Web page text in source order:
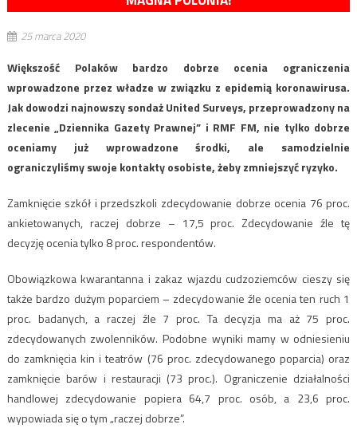
25 marca 2020
Większość Polaków bardzo dobrze ocenia ograniczenia
wprowadzone przez władze w związku z epidemią koronawirusa.
Jak dowodzi najnowszy sondaż United Surveys, przeprowadzony na
zlecenie „Dziennika Gazety Prawnej” i RMF FM, nie tylko dobrze
oceniamy już wprowadzone środki, ale samodzielnie
ograniczyliśmy swoje kontakty osobiste, żeby zmniejszyć ryzyko.
Zamknięcie szkół i przedszkoli zdecydowanie dobrze ocenia 76 proc.
ankietowanych, raczej dobrze – 17,5 proc. Zdecydowanie źle tę
decyzję ocenia tylko 8 proc. respondentów.
Obowiązkowa kwarantanna i zakaz wjazdu cudzoziemców cieszy się
także bardzo dużym poparciem – zdecydowanie źle ocenia ten ruch 1
proc. badanych, a raczej źle 7 proc. Ta decyzja ma aż 75 proc.
zdecydowanych zwolenników. Podobne wyniki mamy w odniesieniu
do zamknięcia kin i teatrów (76 proc. zdecydowanego poparcia) oraz
zamknięcie barów i restauracji (73 proc.). Ograniczenie działalności
handlowej zdecydowanie popiera 64,7 proc. osób, a 23,6 proc.
wypowiada się o tym „raczej dobrze”.